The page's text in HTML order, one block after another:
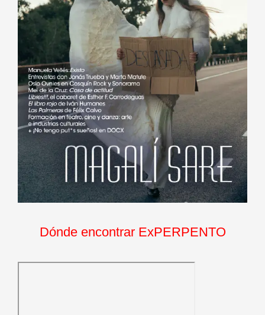
Dónde encontrar ExPERPENTO